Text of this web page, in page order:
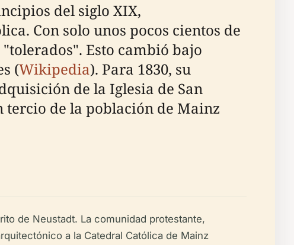
del siglo XIX,
Con solo unos pocos cientos de
Esto cambió bajo
(Wikipedia). Para 1830, su
de la Iglesia de San
tercio de la población de Mainz
de Neustadt. La comunidad protestante,
a la Catedral Católica de Mainz